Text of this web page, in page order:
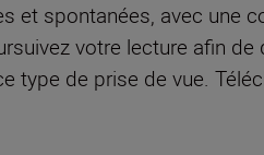
et spontanées, avec une
votre lecture afin
type de prise de vue.